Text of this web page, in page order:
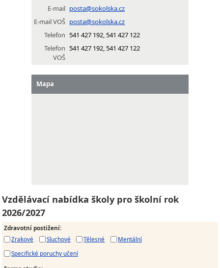
E-mail posta@sokolska.cz
E-mail VOŠ posta@sokolska.cz
Telefon 541 427 192, 541 427 122
Telefon
VOŠ
541 427 192, 541 427 122
Mapa
Vzdělávací nabídka školy pro školní rok
2026/2027
Zdravotní postižení:
Zrakové
Sluchové Tělesné
Mentální
Specifické poruchy učení